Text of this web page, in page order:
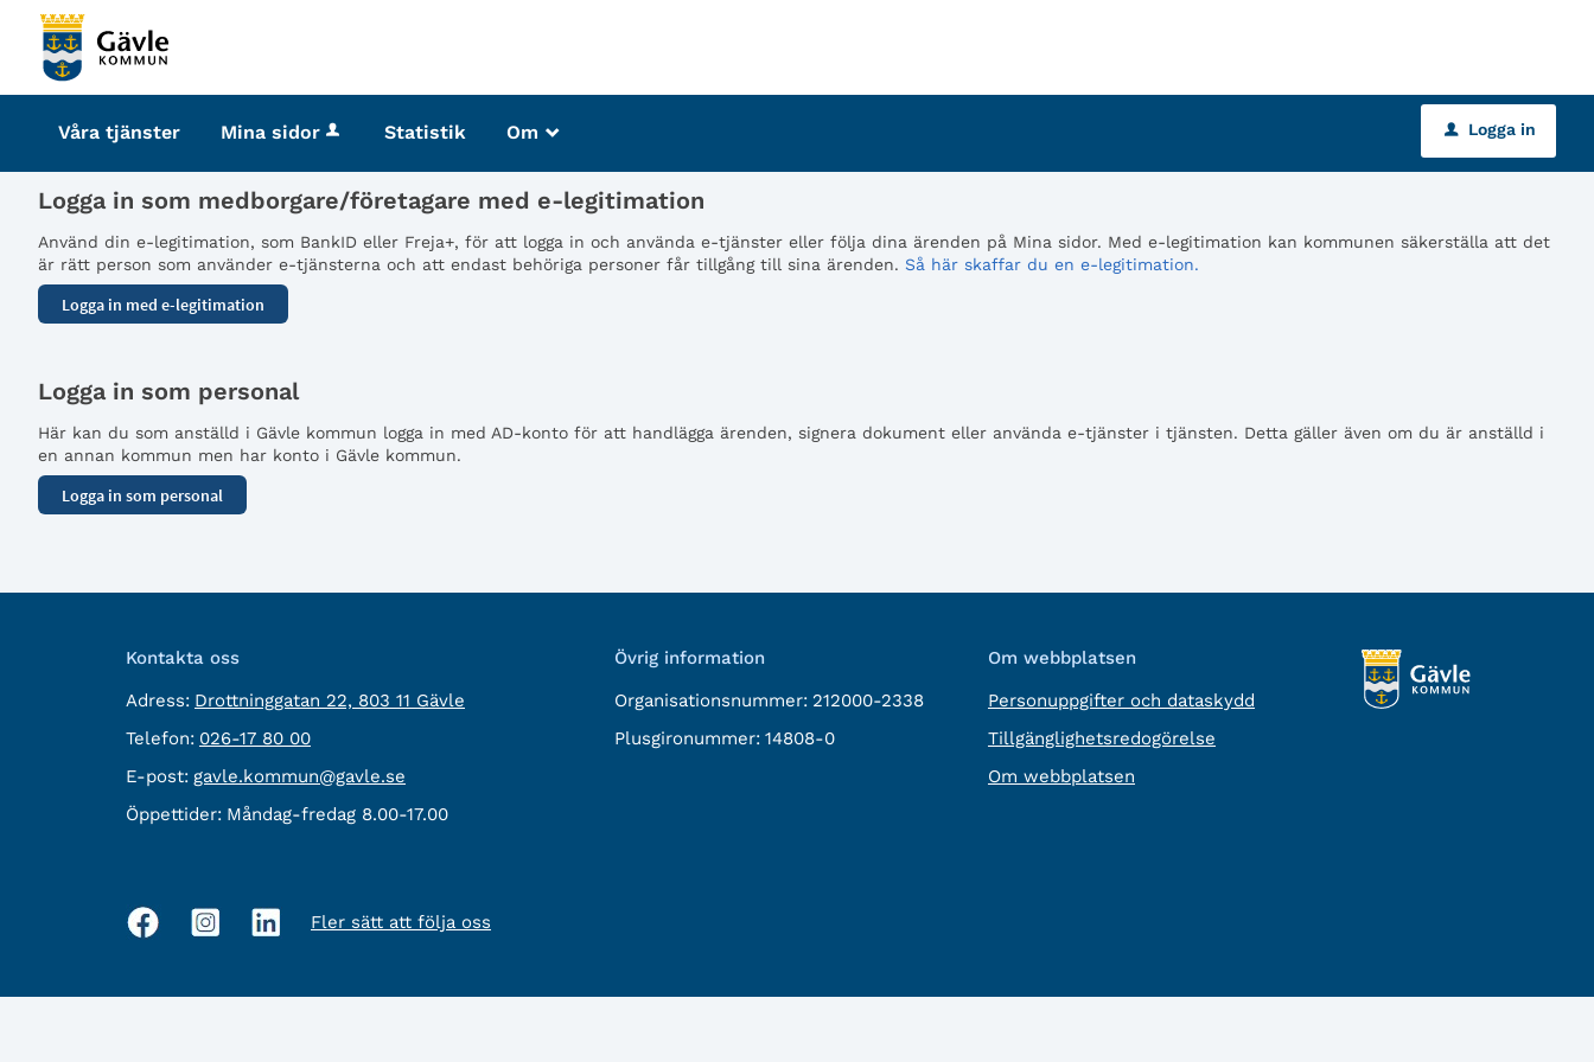
Välkommen
tjänster
Gävle
kommun
Våra tjänster Mina sidor Statistik Om _ u Logga in
Logga in som medborgare/företagare med e-legitimation
Använd din e-legitimation, som BankID eller Freja+, för att logga in och använda e-tjänster eller följa dina ärenden på Mina sidor. Med e-legitimation kan kommunen säkerställa att det
är rätt person som använder e-tjänsterna och att endast behöriga personer får tillgång till sina ärenden. Så här skaffar du en e-legitimation.
Logga in som personal
Här kan du som anställd i Gävle kommun logga in med AD-konto för att handlägga ärenden, signera dokument eller använda e-tjänster i tjänsten. Detta gäller även om du är anställd i
en annan kommun men har konto i Gävle kommun.
Kontakta oss
Adress: besöksadress:
Drottninggatan 22, 803 11 Gävle
Telefon: Telefon:
026-17 80 00
E-post: E-
post:
gavle.kommun@gavle.se
Öppettider: Måndag-fredag 8.00-17.00
Övrig information
Organisationsnummer: 212000-2338
Plusgironummer: 14808-0
Om webbplatsen
Personuppgifter och dataskydd
Tillgänglighetsredogörelse
Om webbplatsen
Sociala
Fler sätt att följa oss